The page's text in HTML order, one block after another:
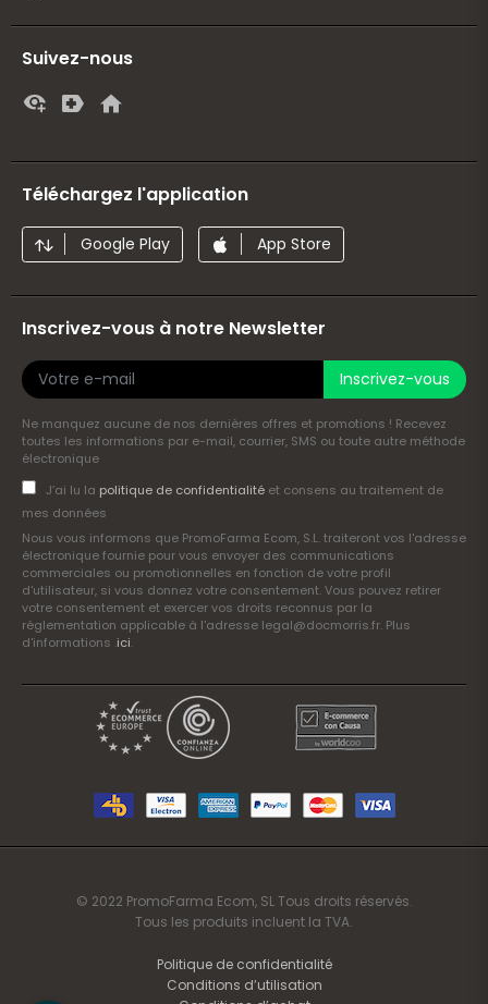
Suivez-nous
Téléchargez l'application
Google Play App Store
Inscrivez-vous à notre Newsletter
Inscrivez-vous
Ne manquez aucune de nos dernières offres et promotions ! Recevez
toutes les informations par e-mail, courrier, SMS ou toute autre méthode
électronique
J’ai lu la politique de confidentialité et consens au traitement de
mes données
Nous vous informons que PromoFarma Ecom, S.L. traiteront vos l'adresse
électronique fournie pour vous envoyer des communications
commerciales ou promotionnelles en fonction de votre profil
d'utilisateur, si vous donnez votre consentement. Vous pouvez retirer
votre consentement et exercer vos droits reconnus par la
réglementation applicable à l'adresse legal@docmorris.fr. Plus
d'informations .ici.
© 2022 PromoFarma Ecom, SL Tous droits réservés.
Tous les produits incluent la TVA.
Politique de confidentialité
Conditions d’utilisation